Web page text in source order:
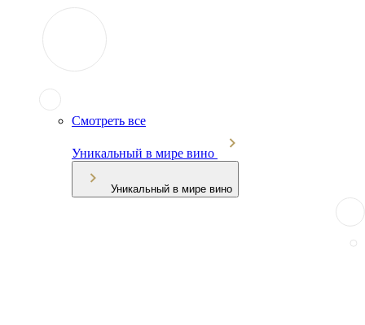
Смотреть все
Уникальный в мире вино
Уникальный в мире вино